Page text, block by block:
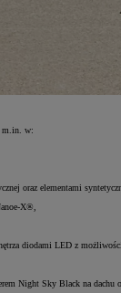
m.in. w:
oraz elementami
X®,
diodami LED z
Night Sky Black na dachu